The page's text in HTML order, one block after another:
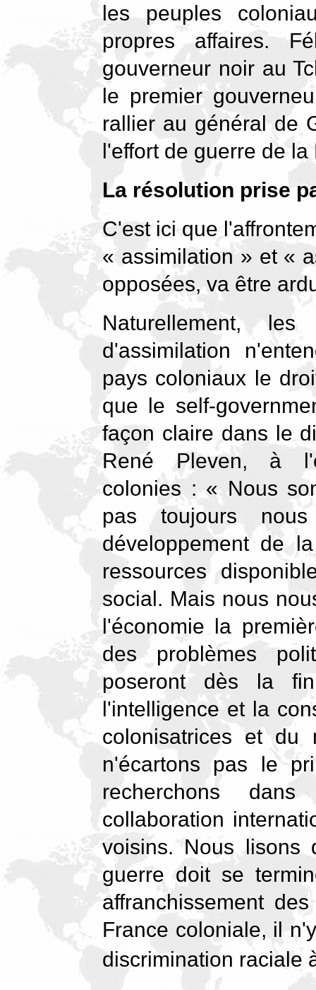
les peuples
propres affaires.
gouverneur noir au
le premier
rallier au général de
l'effort de guerre de
La résolution prise
C'est ici que
« assimilation » et «
opposées, va être
Naturellement,
d'assimilation
pays coloniaux le
que le self-
façon claire dans le
René Pleven, à
colonies : « Nous
pas toujours
développement de
ressources
social. Mais nous
l'économie la
des problèmes
poseront dès la
l'intelligence et la
colonisatrices et du
n'écartons pas le
recherchons
collaboration
voisins. Nous lisons
guerre doit se
affranchissement
France coloniale, il
discrimination raciale